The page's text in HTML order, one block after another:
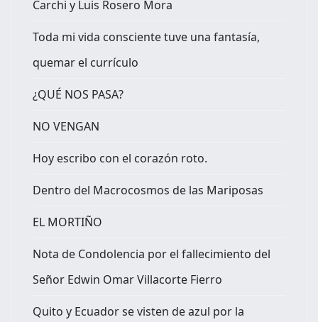
Carchi y Luis Rosero Mora
Toda mi vida consciente tuve una fantasía,
quemar el currículo
¿QUÉ NOS PASA?
NO VENGAN
Hoy escribo con el corazón roto.
Dentro del Macrocosmos de las Mariposas
EL MORTIÑO
Nota de Condolencia por el fallecimiento del
Señor Edwin Omar Villacorte Fierro
Quito y Ecuador se visten de azul por la